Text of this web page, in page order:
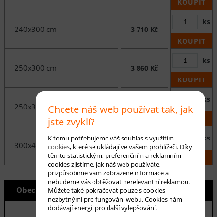
KOUPIT
240x300 cm 3 710 Kč
ks
KOUPIT
250x300 cm 3 860 Kč
ks
KOUPIT
250x350 cm 4 490 Kč
ks
300x400 cm 6 190 Kč
ks
KOUPIT
Obecné info
Chcete náš web používat tak, jak
jste zvyklí?
K tomu potřebujeme váš souhlas s využitím
cookies, které se ukládají ve vašem prohlížeči. Díky
těmto statistickým, preferenčním a reklamním
cookies zjistíme, jak náš web používáte,
přizpůsobíme vám zobrazené informace a
nebudeme vás obtěžovat nerelevantní reklamou.
Můžete také pokračovat pouze s cookies
nezbytnými pro fungování webu. Cookies nám
dodávají energii pro další vylepšování.